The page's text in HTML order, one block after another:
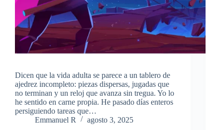
Dicen que la vida adulta se parece a un tablero de
ajedrez incompleto: piezas dispersas, jugadas que
no terminan y un reloj que avanza sin tregua. Yo lo
he sentido en carne propia. He pasado días enteros
persiguiendo tareas que…
Emmanuel R
agosto 3, 2025